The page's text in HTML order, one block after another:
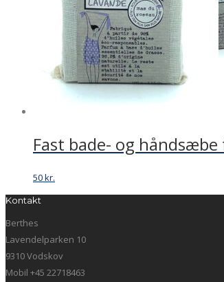
Fast bade- og håndsæbe
50kr.
Kontakt
Berthes
Lavendelparken 10
9310 Vodskov
Mobil +45 22718463